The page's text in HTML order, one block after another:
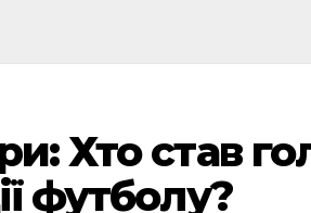
Хто став
футболу?